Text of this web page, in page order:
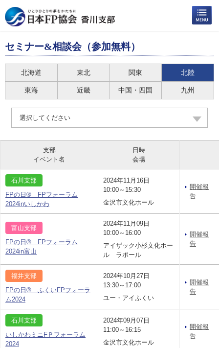
セミナー&相談会（参加無料）
北海道 東北 関東 北陸
東海 近畿 中国・四国 九州
選択してください
支部
イベント名
日時
会場
石川支部
FPの日® FPフォーラム
2024inいしかわ
2024年11月16日
10:00～15:30
金沢市文化ホール
開催報
告
富山支部
FPの日® FPフォーラム
2024in富山
2024年11月09日
10:00～16:00
アイザック小杉文化ホー
ル ラポール
開催報
告
福井支部
FPの日® ふくいFPフォーラ
ム2024
2024年10月27日
13:30～17:00
ユー・アイふくい
開催報
告
石川支部
いしかわミニFＰフォーラム
2024
2024年09月07日
11:00～16:15
金沢市文化ホール
開催報
告